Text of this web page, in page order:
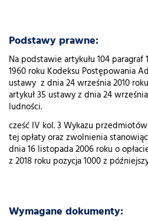
Podstawy prawne:
Na podstawie artykułu 104 paragraf
1960 roku Kodeksu Postępowania
ustawy z dnia 24 września 2010
artykuł 35 ustawy z dnia 24
ludności.
cześć IV kol. 3 Wykazu
tej opłaty oraz zwolnienia
dnia 16 listopada 2006 roku o
z 2018 roku pozycja 1000 z
Wymagane dokumenty: